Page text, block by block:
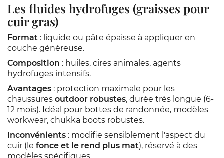
Les fluides hydrofuges (graisses pour
cuir gras)
Format : liquide ou pâte épaisse à appliquer en
couche généreuse.
Composition : huiles, cires animales, agents
hydrofuges intensifs.
Avantages : protection maximale pour les
chaussures outdoor robustes, durée très longue (6-
12 mois). Idéal pour bottes de randonnée, modèles
workwear, chukka boots robustes.
Inconvénients : modifie sensiblement l'aspect du
cuir (le fonce et le rend plus mat), réservé à des